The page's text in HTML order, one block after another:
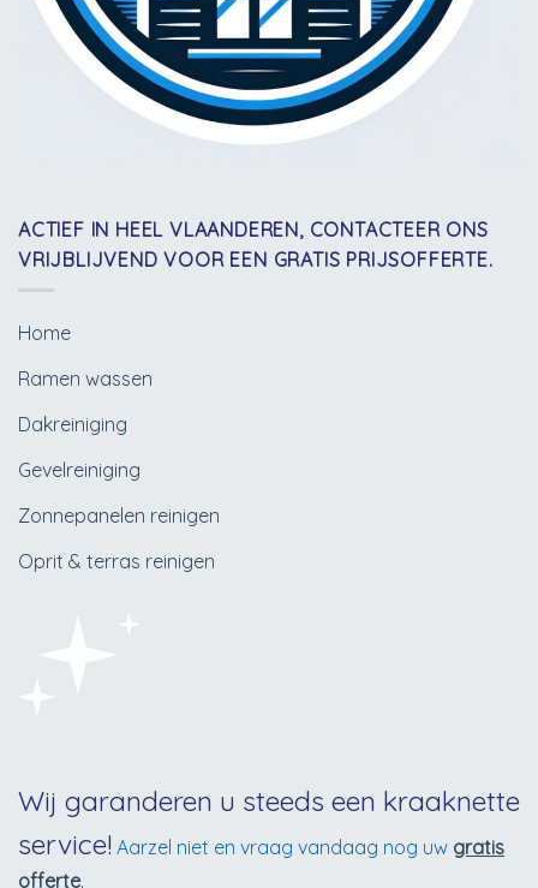
ACTIEF IN HEEL VLAANDEREN, CONTACTEER ONS
VRIJBLIJVEND VOOR EEN GRATIS PRIJSOFFERTE.
Home
Ramen wassen
Dakreiniging
Gevelreiniging
Zonnepanelen reinigen
Oprit & terras reinigen
Wij garanderen u steeds een kraaknette
service! Aarzel niet en vraag vandaag nog uw gratis
offerte.